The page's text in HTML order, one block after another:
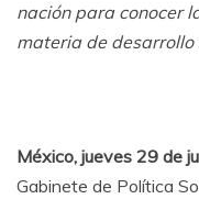
nación para conocer
materia de desarrollo
México, jueves 29 de
Gabinete de Política